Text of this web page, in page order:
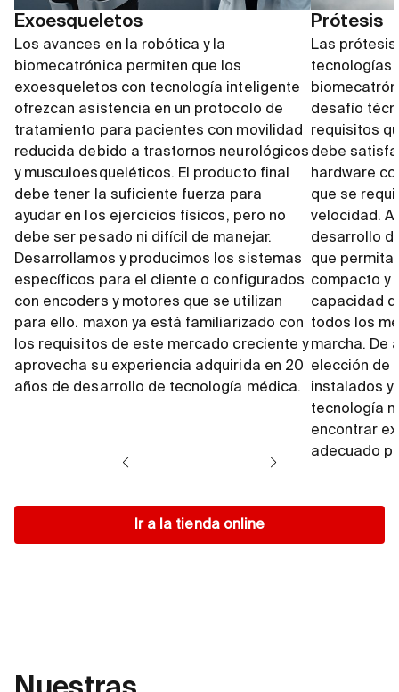
Exoesqueletos
Los avances en la robótica y la
biomecatrónica permiten que los
exoesqueletos con tecnología inteligente
ofrezcan asistencia en un protocolo de
tratamiento para pacientes con movilidad
reducida debido a trastornos neurológicos
y musculoesqueléticos. El producto final
debe tener la suficiente fuerza para
ayudar en los ejercicios físicos, pero no
debe ser pesado ni difícil de manejar.
Desarrollamos y producimos los sistemas
específicos para el cliente o configurados
con encoders y motores que se utilizan
para ello. maxon ya está familiarizado con
los requisitos de este mercado creciente y
aprovecha su experiencia adquirida en 20
años de desarrollo de tecnología médica.
Prótesis
Las
tecnologías
desafío
requisitos
debe
hardware
que se
velocidad. A
desarrollo
que permita
compacto y
capacidad
todos los
marcha. De
elección de
instalados y
tecnología
encontrar
adecuado
Ir a la tienda online